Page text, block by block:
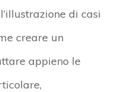
di casi
creare un
appieno le